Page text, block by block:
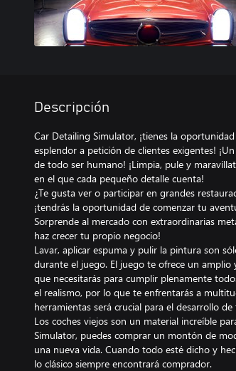
Descripción
Car Detailing Simulator, ¡tienes la
esplendor a petición de clientes exigentes!
de todo ser humano! ¡Limpia, pule y
en el que cada pequeño detalle cuenta!
¿Te gusta ver o participar en grandes
¡tendrás la oportunidad de comenzar tu
Sorprende al mercado con extraordinarias
haz crecer tu propio negocio!
Lavar, aplicar espuma y pulir la pintura son
durante el juego. El juego te ofrece un
que necesitarás para cumplir plenamente
el realismo, por lo que te enfrentarás a
herramientas será crucial para el desarrollo
Los coches viejos son un material increíble
Simulator, puedes comprar un montón de
una nueva vida. Cuando todo esté dicho y
lo clásico siempre encontrará comprador.